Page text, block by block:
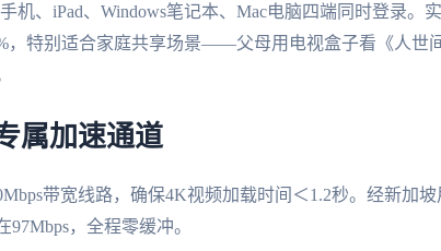
机、iPad、Windows笔记本、Mac电脑四端同时登录。
，特别适合家庭共享场景——父母用电视盒子看《人世
属加速通道
带宽线路，确保4K视频加载时间＜1.2秒。经新加
97Mbps，全程零缓冲。